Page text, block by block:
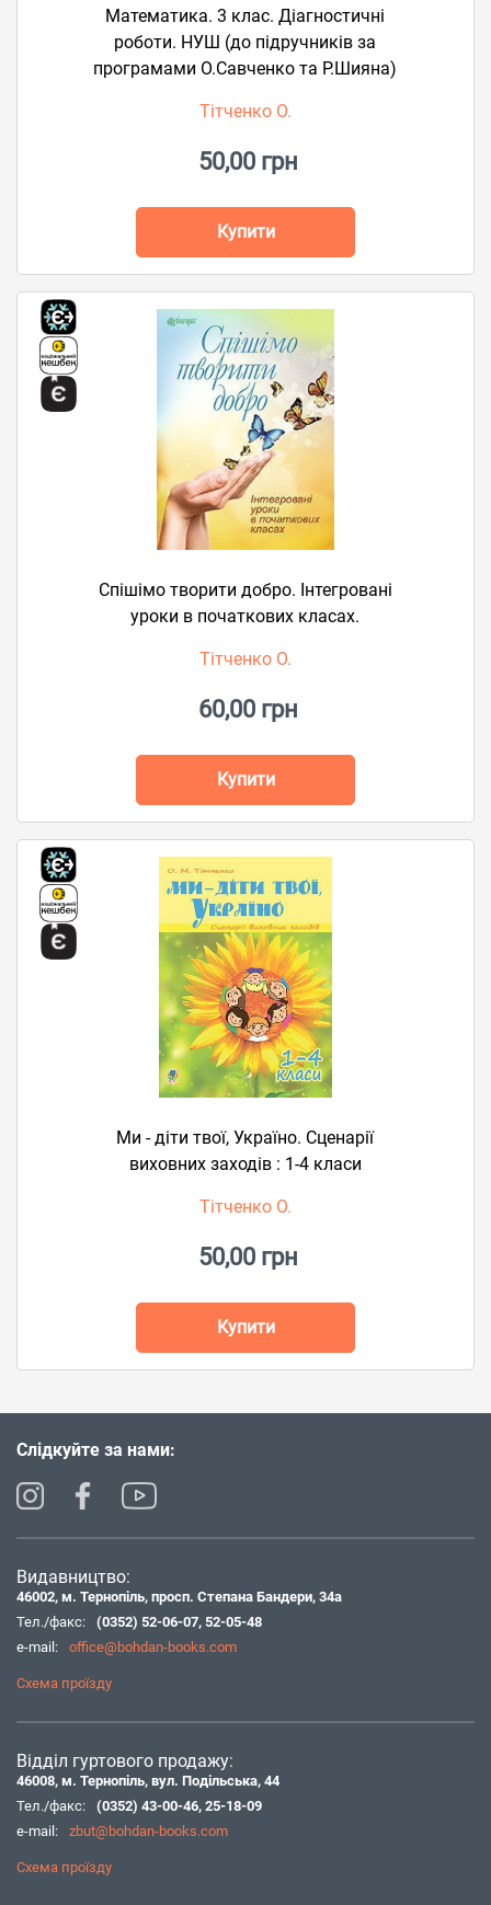
Математика. 3 клас. Діагностичні
роботи. НУШ (до підручників за
програмами О.Савченко та Р.Шияна)
Тітченко О.
50,00 грн
Купити
Спішімо творити добро. Інтегровані
уроки в початкових класах.
Тітченко О.
60,00 грн
Купити
Ми - діти твої, Україно. Сценарії
виховних заходів : 1-4 класи
Тітченко О.
50,00 грн
Купити
Слідкуйте за нами:
Видавництво:
46002, м. Тернопіль, просп. Степана Бандери, 34а
Тел./факс:
(0352) 52-06-07, 52-05-48
e-mail:
office@bohdan-books.com
Схема проїзду
Відділ гуртового продажу:
46008, м. Тернопіль, вул. Подільська, 44
Тел./факс:
(0352) 43-00-46, 25-18-09
e-mail:
zbut@bohdan-books.com
Схема проїзду